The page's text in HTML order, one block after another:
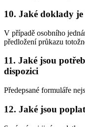
10. Jaké doklady
V případě osobního
předložení průkazu
11. Jaké jsou
dispozici
Předepsané formuláře
12. Jaké jsou